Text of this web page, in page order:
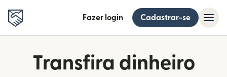
Fazer login Cadastrar-se
Transfira dinheiro